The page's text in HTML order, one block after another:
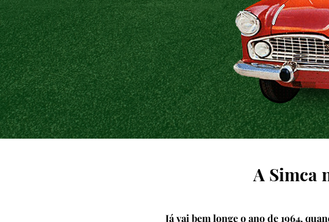
A Simca
Já vai bem longe o ano de 1964,